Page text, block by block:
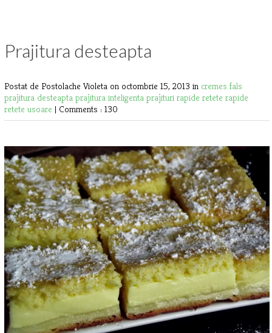
Prajitura desteapta
Postat de Postolache Violeta on octombrie 15, 2013 in cremes fals
prajitura desteapta prajitura inteligenta prajituri rapide retete rapide
retete usoare | Comments : 130